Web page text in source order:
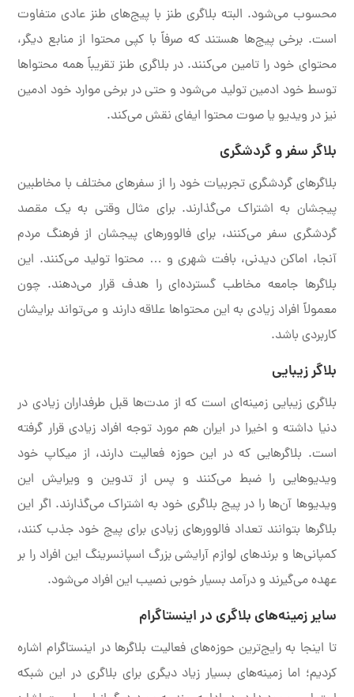
محسوب می‌شود. البته بلاگری طنز با پیج‌های طنز عادی متفاوت
است. برخی پیج‌ها هستند که صرفاً با کپی محتوا از منابع دیگر،
محتوای خود را تامین می‌کنند. در بلاگری طنز تقریباً همه محتواها
توسط خود ادمین تولید می‌شود و حتی در برخی موارد خود ادمین
نیز در ویدیو یا صوت محتوا ایفای نقش می‌کند.
بلاگر سفر و گردشگری
بلاگرهای گردشگری تجربیات خود را از سفرهای مختلف با مخاطبین
پیجشان به اشتراک می‌گذارند. برای مثال وقتی به یک مقصد
گردشگری سفر می‌کنند، برای فالوورهای پیجشان از فرهنگ مردم
آنجا، اماکن دیدنی، بافت شهری و … محتوا تولید می‌کنند. این
بلاگرها جامعه مخاطب گسترده‌ای را هدف قرار می‌دهند. چون
معمولاً افراد زیادی به این محتواها علاقه دارند و می‌تواند برایشان
کاربردی باشد.
بلاگر زیبایی
بلاگری زیبایی زمینه‌ای است که از مدت‌ها قبل طرفداران زیادی در
دنیا داشته و اخیرا در ایران هم مورد توجه افراد زیادی قرار گرفته
است. بلاگرهایی که در این حوزه فعالیت دارند، از میکاپ خود
ویدیوهایی را ضبط می‌کنند و پس از تدوین و ویرایش این
ویدیوها آن‌ها را در پیج بلاگری خود به اشتراک می‌گذارند. اگر این
بلاگرها بتوانند تعداد فالوورهای زیادی برای پیج خود جذب کنند،
کمپانی‌ها و برندهای لوازم آرایشی بزرگ اسپانسرینگ این افراد را بر
عهده می‌گیرند و درآمد بسیار خوبی نصیب این افراد می‌شود.
سایر زمینه‌های بلاگری در اینستاگرام
تا اینجا به رایج‌ترین حوزه‌های فعالیت بلاگرها در اینستاگرام اشاره
کردیم؛ اما زمینه‌های بسیار زیاد دیگری برای بلاگری در این شبکه